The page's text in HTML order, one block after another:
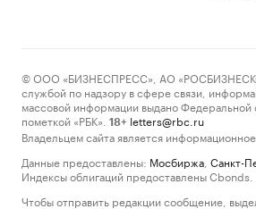
© ООО «БИЗНЕСПРЕСС», АО
службой по надзору в сфере связи,
массовой информации выдано
пометкой «РБК».
18+ letters@rbc.ru
Владельцем сайта является информационное
Данные предоставлены: Мосбиржа Санкт-
Индексы облигаций предоставлены Cbonds.
Чтобы отправить редакции сообщение,